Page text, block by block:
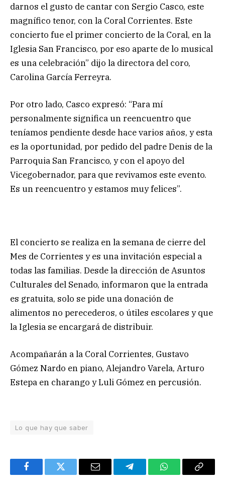
darnos el gusto de cantar con Sergio Casco, este
magnífico tenor, con la Coral Corrientes. Este
concierto fue el primer concierto de la Coral, en la
Iglesia San Francisco, por eso aparte de lo musical
es una celebración” dijo la directora del coro,
Carolina García Ferreyra.
Por otro lado, Casco expresó: “Para mí
personalmente significa un reencuentro que
teníamos pendiente desde hace varios años, y esta
es la oportunidad, por pedido del padre Denis de la
Parroquia San Francisco, y con el apoyo del
Vicegobernador, para que revivamos este evento.
Es un reencuentro y estamos muy felices”.
El concierto se realiza en la semana de cierre del
Mes de Corrientes y es una invitación especial a
todas las familias. Desde la dirección de Asuntos
Culturales del Senado, informaron que la entrada
es gratuita, solo se pide una donación de
alimentos no perecederos, o útiles escolares y que
la Iglesia se encargará de distribuir.
Acompañarán a la Coral Corrientes, Gustavo
Gómez Nardo en piano, Alejandro Varela, Arturo
Estepa en charango y Luli Gómez en percusión.
Lo que hay que saber
FacebookTwitter Email TelegramWhatsAppCopy